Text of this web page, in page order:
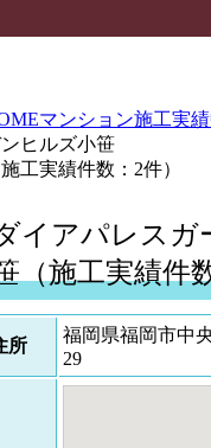
マンション施工実績
ヒルズ小笹
工実績件数：2件）
イアパレスガ
（施工実績件
所
福岡県福岡市中
29